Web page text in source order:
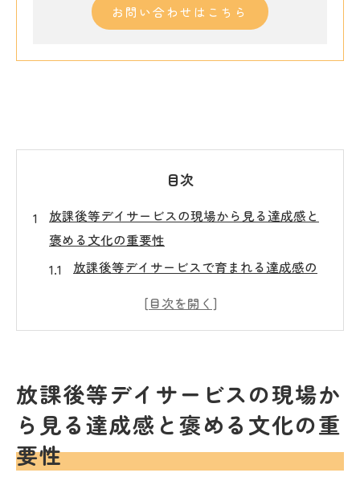
お問い合わせはこちら
目次
放課後等デイサービスの現場から見る達成感と
褒める文化の重要性
放課後等デイサービスで育まれる達成感の
スタッフが果たす役割と褒めることの効果
地域社会と連携した褒め合いの取り組み
放課後等デイサービスが築く健全な成長環
境
放課後等デイサービスの現場か
ら見る達成感と褒める文化の重
要性